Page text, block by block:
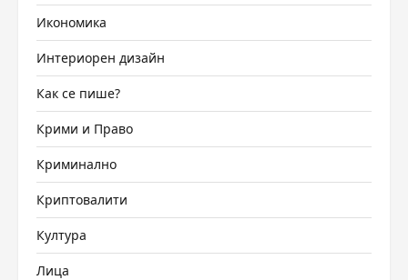
Икономика
Интериорен дизайн
Как се пише?
Крими и Право
Криминално
Криптовалити
Култура
Лица